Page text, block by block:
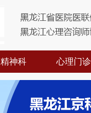
精神科 心理门诊